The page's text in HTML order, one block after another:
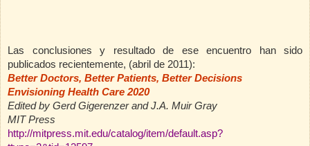
Las conclusiones y resultado de ese encuentro han sido
publicados recientemente, (abril de 2011):
Better Doctors, Better Patients, Better Decisions
Envisioning Health Care 2020
Edited by Gerd Gigerenzer and J.A. Muir Gray
MIT Press
http://mitpress.mit.edu/catalog/item/default.asp?